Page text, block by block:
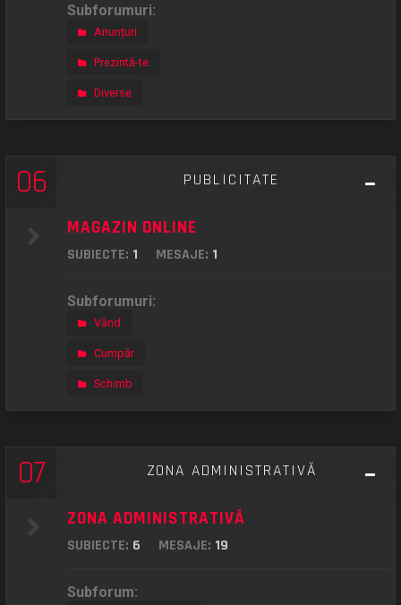
Subforumuri:
Anunțuri
Prezintă-te
Diverse
06 PUBLICITATE
MAGAZIN ONLINE
SUBIECTE: 1 MESAJE: 1
Subforumuri:
Vând
Cumpăr
Schimb
07 ZONA ADMINISTRATIVĂ
ZONA ADMINISTRATIVĂ
SUBIECTE: 6 MESAJE: 19
Subforum: